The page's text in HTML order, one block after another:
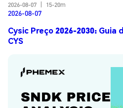
2026-08-07
15-20m
2026-08-07
Cysic Preço 2026-2030:
CYS